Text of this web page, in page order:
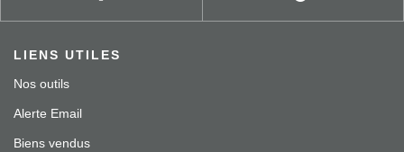
LIENS UTILES
Nos outils
Alerte Email
Biens vendus